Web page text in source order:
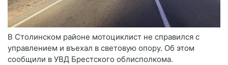
В Столинском районе мотоциклист не справился с
управлением и въехал в световую опору. Об этом
сообщили в УВД Брестского облисполкома.